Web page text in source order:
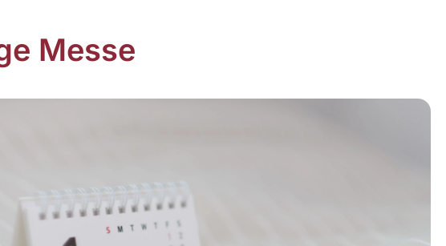
Messe